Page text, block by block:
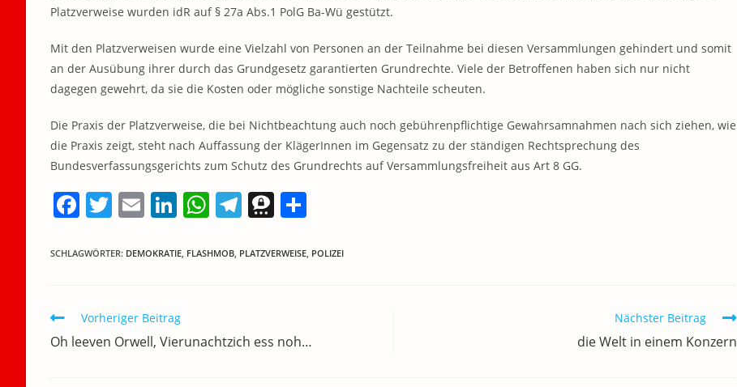
Platzverweise wurden idR auf § 27a Abs.1 PolG Ba-Wü gestützt.
Mit den Platzverweisen wurde eine Vielzahl von Personen an der Teilnahme bei diesen Versammlungen gehindert und somit
an der Ausübung ihrer durch das Grundgesetz garantierten Grundrechte. Viele der Betroffenen haben sich nur nicht
dagegen gewehrt, da sie die Kosten oder mögliche sonstige Nachteile scheuten.
Die Praxis der Platzverweise, die bei Nichtbeachtung auch noch gebührenpflichtige Gewahrsamnahmen nach sich ziehen, wie
die Praxis zeigt, steht nach Auffassung der KlägerInnen im Gegensatz zu der ständigen Rechtsprechung des
Bundesverfassungsgerichts zum Schutz des Grundrechts auf Versammlungsfreiheit aus Art 8 GG.
F
c
b
o
T
itt
E
ai
Li
k
dI
n
W
at
p
T
e
m
T
re
a
le
SCHLAGWÖRTER: DEMOKRATIE, FLASHMOB, PLATZVERWEISE, POLIZEI
Weitere
Artikel
ansehen
Vorheriger Beitrag
Oh leeven Orwell, Vierunachtzich ess noh…
Nächster Beitrag
die Welt in einem Konzern